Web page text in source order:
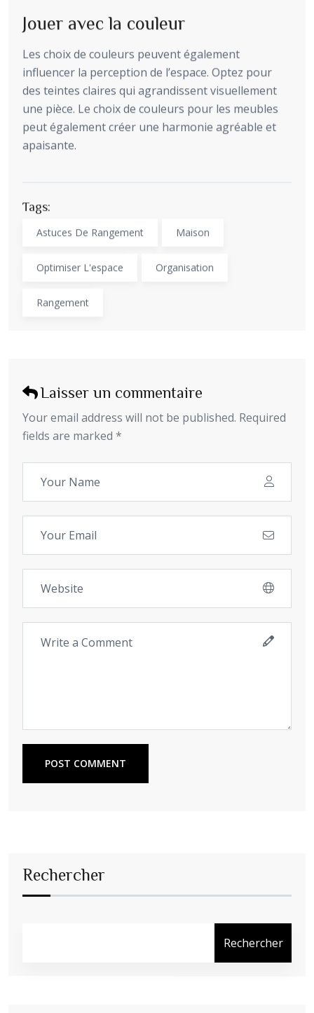
Jouer avec la couleur
Les choix de couleurs peuvent également
influencer la perception de l’espace. Optez pour
des teintes claires qui agrandissent visuellement
une pièce. Le choix de couleurs pour les meubles
peut également créer une harmonie agréable et
apaisante.
Tags:
Astuces De Rangement Maison
Optimiser L'espace Organisation
Rangement
Laisser un commentaire
Your email address will not be published. Required
fields are marked *
POST COMMENT
Rechercher
Rechercher